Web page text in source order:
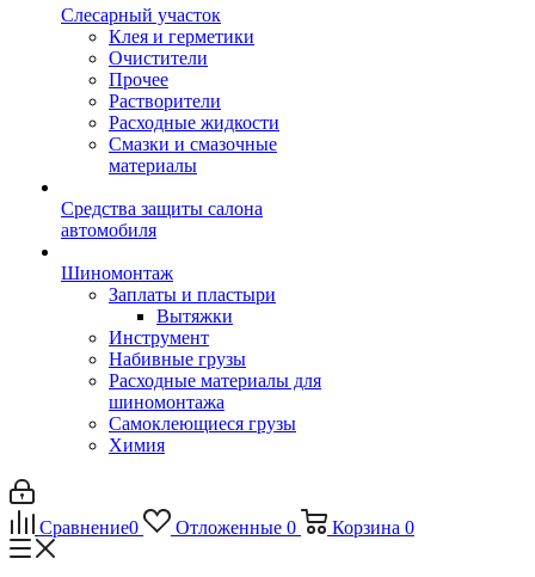
Слесарный участок
Клея и герметики
Очистители
Прочее
Растворители
Расходные жидкости
Смазки и смазочные
материалы
Средства защиты салона
автомобиля
Шиномонтаж
Заплаты и пластыри
Вытяжки
Инструмент
Набивные грузы
Расходные материалы для
шиномонтажа
Самоклеющиеся грузы
Химия
Сравнение0 Отложенные 0 Корзина 0